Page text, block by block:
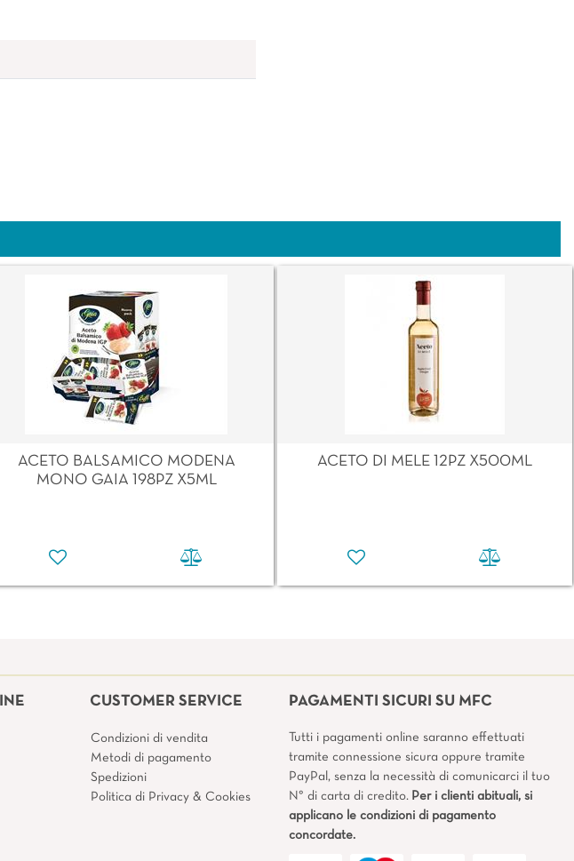
ACETO BALSAMICO MODENA
MONO GAIA 198PZ X5ML
ACETO DI MELE 12PZ X500ML
CUSTOMER SERVICE
Condizioni di vendita
Metodi di pagamento
Spedizioni
Politica di Privacy & Cookies
PAGAMENTI SICURI SU MFC
Tutti i pagamenti online saranno effettuati
tramite connessione sicura oppure tramite
PayPal, senza la necessità di comunicarci il tuo
N° di carta di credito. Per i clienti abituali, si
applicano le condizioni di pagamento
concordate.